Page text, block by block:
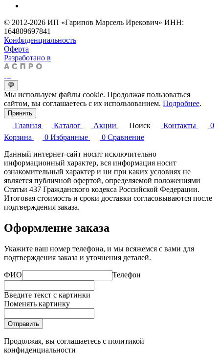
© 2012-2026 ИП «Гарипов Марсель Ирекович» ИНН:
164809697841
Конфиденциальность
Оферта
Разработано в
💬
Мы используем файлы cookie. Продолжая пользоваться
сайтом, вы соглашаетесь с их использованием. Подробнее.
Принять
Главная Каталог Акции Поиск Контакты
0
Корзина
0 Избранные 0 Сравнение
Данный интернет-сайт носит исключительно
информационный характер, вся информация носит
ознакомительный характер и ни при каких условиях не
является публичной офертой, определяемой положениями
Статьи 437 Гражданского кодекса Российской Федерации.
Итоговая стоимость и сроки доставки согласовываются после
подтверждения заказа.
Оформление заказа
Укажите ваш номер телефона, и мы всяжемся с вами для
подтверждения заказа и уточнения деталей.
ФИО Телефон
Введите текст с картинки
Поменять картинку
Отправить
Продолжая, вы соглашаетесь с политикой
конфиденциальности